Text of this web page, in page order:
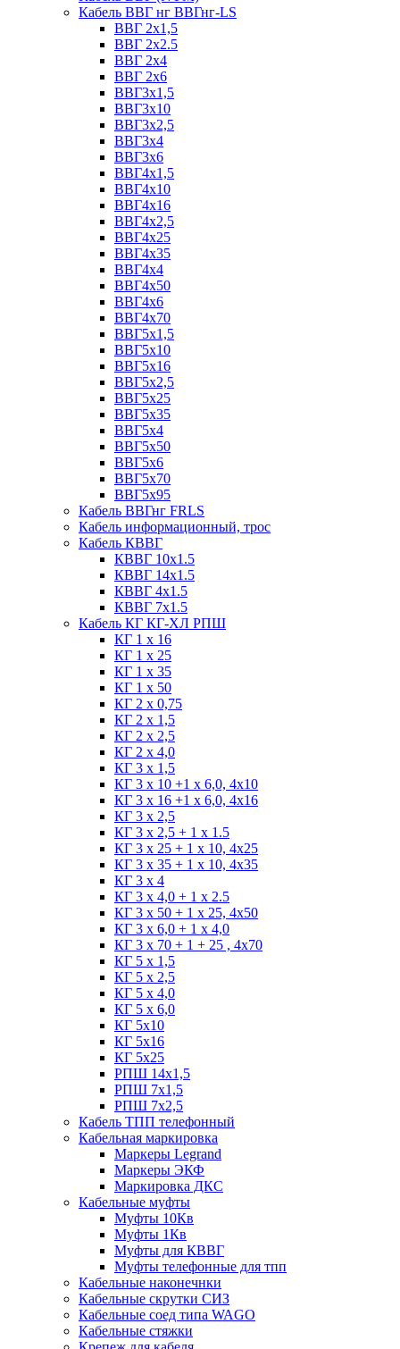
Кабель ВВГ нг ВВГнг-LS
ВВГ 2х1,5
ВВГ 2х2.5
ВВГ 2х4
ВВГ 2х6
ВВГ3х1,5
ВВГ3х10
ВВГ3х2,5
ВВГ3х4
ВВГ3х6
ВВГ4х1,5
ВВГ4х10
ВВГ4х16
ВВГ4х2,5
ВВГ4х25
ВВГ4х35
ВВГ4х4
ВВГ4х50
ВВГ4х6
ВВГ4х70
ВВГ5х1,5
ВВГ5х10
ВВГ5х16
ВВГ5х2,5
ВВГ5х25
ВВГ5х35
ВВГ5х4
ВВГ5х50
ВВГ5х6
ВВГ5х70
ВВГ5х95
Кабель ВВГнг FRLS
Кабель информационный, трос
Кабель КВВГ
КВВГ 10х1.5
КВВГ 14х1.5
КВВГ 4х1.5
КВВГ 7х1.5
Кабель КГ КГ-ХЛ РПШ
КГ 1 х 16
КГ 1 х 25
КГ 1 х 35
КГ 1 х 50
КГ 2 х 0,75
КГ 2 х 1,5
КГ 2 х 2,5
КГ 2 х 4,0
КГ 3 х 1,5
КГ 3 х 10 +1 x 6,0, 4х10
КГ 3 х 16 +1 x 6,0, 4х16
КГ 3 х 2,5
КГ 3 х 2,5 + 1 x 1.5
КГ 3 х 25 + 1 х 10, 4х25
КГ 3 х 35 + 1 x 10, 4х35
КГ 3 х 4
КГ 3 х 4,0 + 1 x 2.5
КГ 3 х 50 + 1 x 25, 4х50
КГ 3 х 6,0 + 1 x 4,0
КГ 3 х 70 + 1 + 25 , 4х70
КГ 5 х 1,5
КГ 5 х 2,5
КГ 5 х 4,0
КГ 5 х 6,0
КГ 5х10
КГ 5х16
КГ 5х25
РПШ 14х1,5
РПШ 7х1,5
РПШ 7х2,5
Кабель ТПП телефонный
Кабельная маркировка
Маркеры Legrand
Маркеры ЭКФ
Маркировка ДКС
Кабельные муфты
Муфты 10Кв
Муфты 1Кв
Муфты для КВВГ
Муфты телефонные для тпп
Кабельные наконечнки
Кабельные скрутки СИЗ
Кабельные соед типа WAGO
Кабельные стяжки